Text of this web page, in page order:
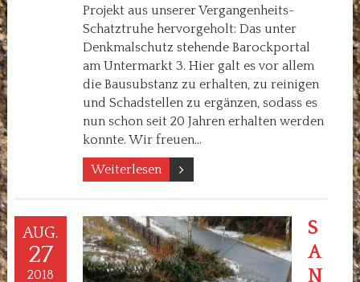
Projekt aus unserer Vergangenheits-
Schatztruhe hervorgeholt: Das unter
Denkmalschutz stehende Barockportal
am Untermarkt 3. Hier galt es vor allem
die Bausubstanz zu erhalten, zu reinigen
und Schadstellen zu ergänzen, sodass es
nun schon seit 20 Jahren erhalten werden
konnte. Wir freuen…
Weiterlesen
AUG.
27
2018
S
A
N